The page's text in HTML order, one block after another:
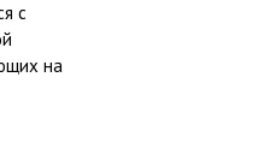
с
на